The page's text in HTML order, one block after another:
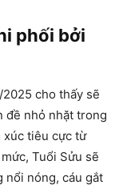
phối bởi
cho thấy sẽ
đề nhỏ nhặt trong
xúc tiêu cực từ
Tuổi Sửu sẽ
nổi nóng, cáu gắt